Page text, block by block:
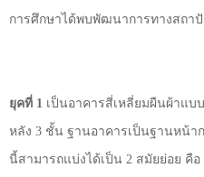
การศึกษาได้พบพัฒนาการทางสถา
ยุคที่ 1 เป็นอาคารสี่เหลี่ยมผืนผ้าแ
หลัง 3 ชั้น ฐานอาคารเป็นฐานหน้
นี้สามารถแบ่งได้เป็น 2 สมัยย่อย คื